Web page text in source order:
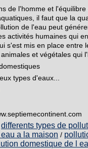
de l'homme et l'équilibre
il faut que la
de l'eau peut
activités humaines qui
s'est mis en place entre
et végétales qui
types d'eaux...
differents types de
a la maison /
domestique de l